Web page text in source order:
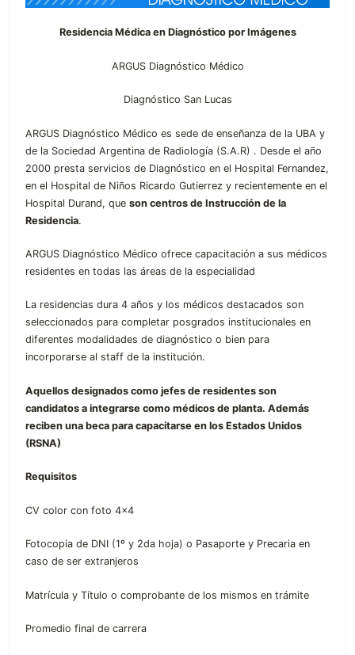
Residencia Médica en Diagnóstico por Imágenes
ARGUS Diagnóstico Médico
Diagnóstico San Lucas
ARGUS Diagnóstico Médico es sede de enseñanza de la UBA y
de la Sociedad Argentina de Radiología (S.A.R) . Desde el año
2000 presta servicios de Diagnóstico en el Hospital Fernandez,
en el Hospital de Niños Ricardo Gutierrez y recientemente en el
Hospital Durand, que son centros de Instrucción de la
Residencia.
ARGUS Diagnóstico Médico ofrece capacitación a sus médicos
residentes en todas las áreas de la especialidad
La residencias dura 4 años y los médicos destacados son
seleccionados para completar posgrados institucionales en
diferentes modalidades de diagnóstico o bien para
incorporarse al staff de la institución.
Aquellos designados como jefes de residentes son
candidatos a integrarse como médicos de planta. Además
reciben una beca para capacitarse en los Estados Unidos
(RSNA)
Requisitos
CV color con foto 4×4
Fotocopia de DNI (1º y 2da hoja) o Pasaporte y Precaria en
caso de ser extranjeros
Matrícula y Título o comprobante de los mismos en trámite
Promedio final de carrera